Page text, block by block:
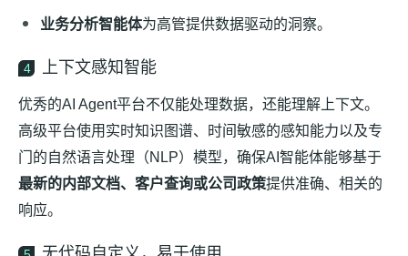
业务分析智能体为高管提供数据驱动的洞察。
4 上下文感知智能
优秀的AI Agent平台不仅能处理数据，还能理解上下文。
高级平台使用实时知识图谱、时间敏感的感知能力以及专
门的自然语言处理（NLP）模型，确保AI智能体能够基于
最新的内部文档、客户查询或公司政策提供准确、相关的
响应。